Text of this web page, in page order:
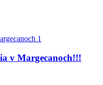
v Margecanoch!!!